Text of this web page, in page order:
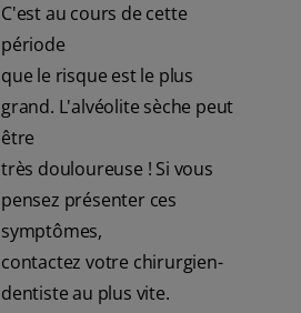
C'est au cours de cette
période
que le risque est le plus
grand. L'alvéolite sèche peut
être
très douloureuse ! Si vous
pensez présenter ces
symptômes,
contactez votre chirurgien-
dentiste au plus vite.